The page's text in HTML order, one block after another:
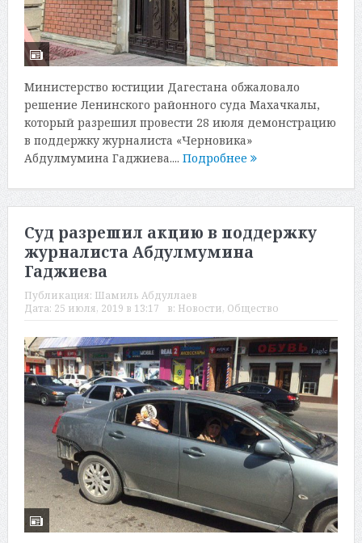
Министерство юстиции Дагестана обжаловало
решение Ленинского районного суда Махачкалы,
который разрешил провести 28 июля демонстрацию
в поддержку журналиста «Черновика»
Абдулмумина Гаджиева.... Подробнее
Суд разрешил акцию в поддержку
журналиста Абдулмумина
Гаджиева
Публикация: Шамиль Абдуллаев
Дата: 25 июля, 2019 в 13:17 в: Новости, Общество